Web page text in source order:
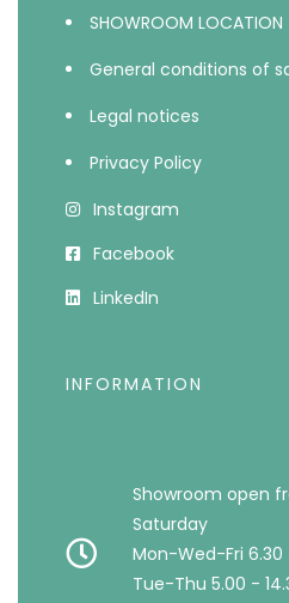
SHOWROOM LOCATION
General conditions of
Legal notices
Privacy Policy
Instagram
Facebook
LinkedIn
INFORMATION
Showroom open
Saturday
Mon-Wed-Fri 6.30
Tue-Thu 5.00 -